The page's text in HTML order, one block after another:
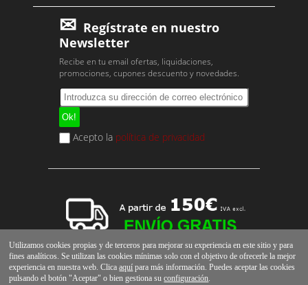
Regístrate en nuestro
Newsletter
Recibe en tu email ofertas, liquidaciones,
promociones, cupones descuento y novedades.
Acepto la política de privacidad
Utilizamos cookies propias y de terceros para mejorar su experiencia en este sitio y para
fines analíticos. Se utilizan las cookies mínimas solo con el objetivo de ofrecerle la mejor
experiencia en nuestra web. Clicaaquí para más información. Puedes aceptar las cookies
pulsando el botón "Aceptar" o bien gestiona suconfiguración.